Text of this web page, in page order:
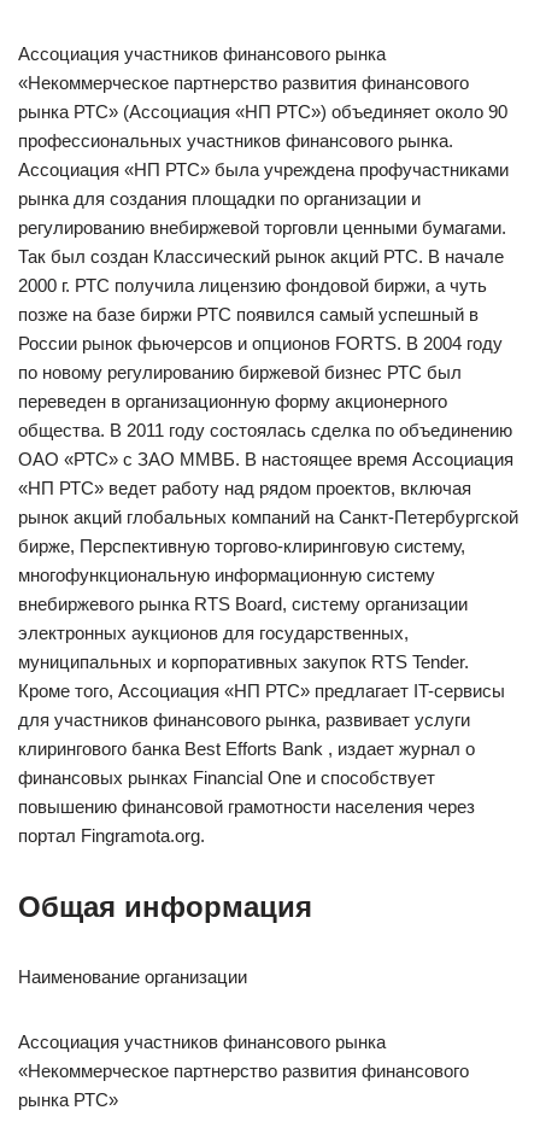
Ассоциация участников финансового рынка
«Некоммерческое партнерство развития финансового
рынка РТС» (Ассоциация «НП РТС») объединяет около 90
профессиональных участников финансового рынка.
Ассоциация «НП РТС» была учреждена профучастниками
рынка для создания площадки по организации и
регулированию внебиржевой торговли ценными бумагами.
Так был создан Классический рынок акций РТС. В начале
2000 г. РТС получила лицензию фондовой биржи, а чуть
позже на базе биржи РТС появился самый успешный в
России рынок фьючерсов и опционов FORTS. В 2004 году
по новому регулированию биржевой бизнес РТС был
переведен в организационную форму акционерного
общества. В 2011 году состоялась сделка по объединению
ОАО «РТС» с ЗАО ММВБ. В настоящее время Ассоциация
«НП РТС» ведет работу над рядом проектов, включая
рынок акций глобальных компаний на Санкт-Петербургской
бирже, Перспективную торгово-клиринговую систему,
многофункциональную информационную систему
внебиржевого рынка RTS Board, систему организации
электронных аукционов для государственных,
муниципальных и корпоративных закупок RTS Tender.
Кроме того, Ассоциация «НП РТС» предлагает IT-сервисы
для участников финансового рынка, развивает услуги
клирингового банка Best Efforts Bank , издает журнал о
финансовых рынках Financial One и способствует
повышению финансовой грамотности населения через
портал Fingramota.org.
Общая информация
Наименование организации
Ассоциация участников финансового рынка
«Некоммерческое партнерство развития финансового
рынка РТС»